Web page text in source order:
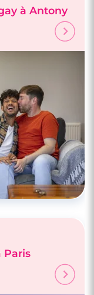
à Antony
Paris